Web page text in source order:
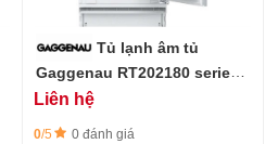
Tủ lạnh âm tủ
Gaggenau RT202180 series
200 - 110L
Liên hệ
0/5 0 đánh giá